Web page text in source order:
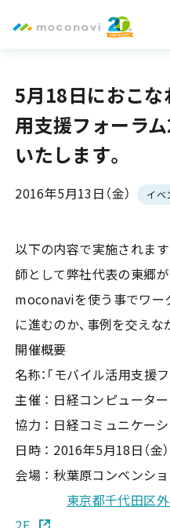
5月18日におこな
用支援フォーラ
いたします。
2016年5月13日（金） イベ
以下の内容で実施されま
師として弊社代表の東郷
moconaviを使う事でワー
に進むのか、事例を交えな
開催概要
名称：「モバイル活用支援
主催 ： 日経コンピュータ
協力 ： 日経コミュニケー
日時 ： 2016年5月18日（金
会場 ： 秋葉原コンベンシ
東京都千代田区